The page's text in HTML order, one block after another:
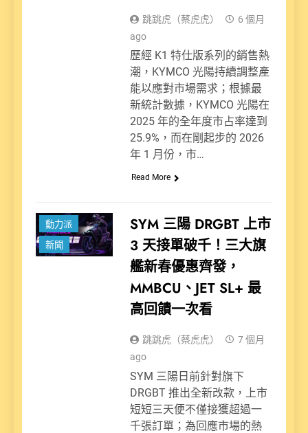
跳跳虎（蔡虎虎）
6 個月
ago
歷經 K1 特仕版系列的銷售熱
潮，KYMCO 光陽持續調整產
能以應對市場需求；根據最
新統計數據，KYMCO 光陽在
2025 年的全年度市占率達到
25.9%，而在剛起步的 2026
年 1 月份，市…
Read More
動力派
新聞
SYM 三陽 DRGBT 上市
3 天接單破千！三大旗
艦新春優惠齊發，
MMBCU、JET SL+ 最
高回饋一次看
跳跳虎（蔡虎虎）
7 個月
ago
SYM 三陽日前針對旗下
DRGBT 推出全新改款，上市
短短三天便不僅接獲超過一
千張訂單；為回應市場的熱